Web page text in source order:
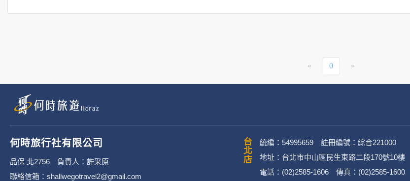
« 0 »
何時旅行社有限公司
品保 北2756 負責人：許采原
聯絡信箱：shallwegotravel2@gmail.com
台北店
統編：54995659 註冊編號：綜合221000
地址：台北市中山區民生東路二段170號10樓
電話：(02)2585-1606 傳真：(02)2585-1600